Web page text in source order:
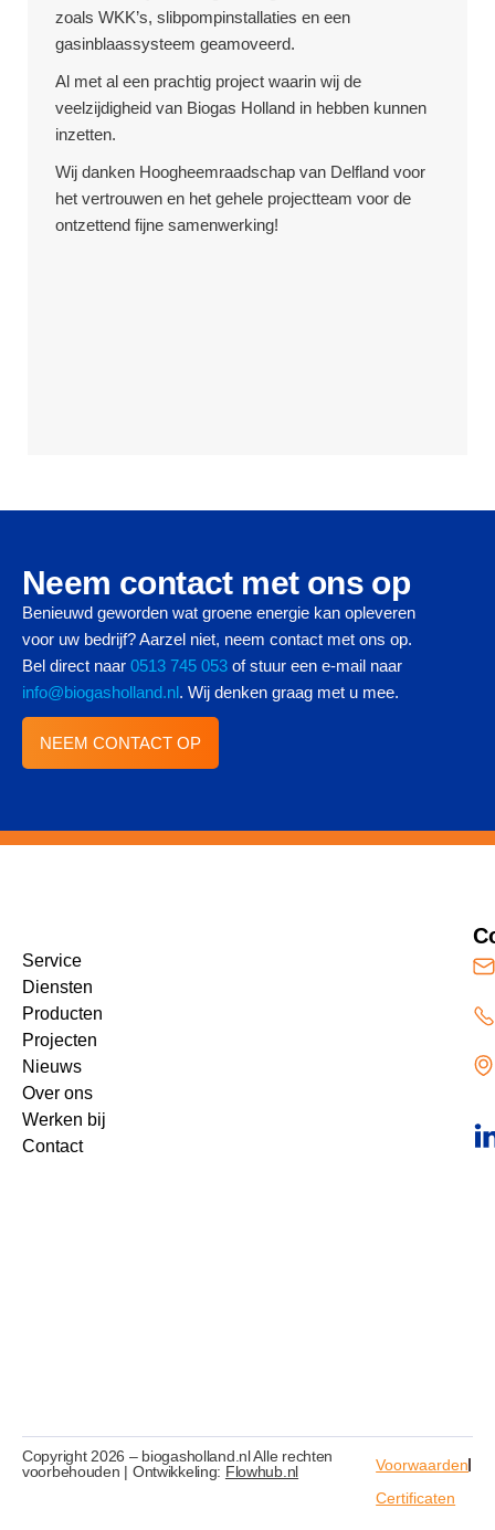
zoals WKK’s, slibpompinstallaties en een
gasinblaassysteem geamoveerd.
Al met al een prachtig project waarin wij de
veelzijdigheid van Biogas Holland in hebben kunnen
inzetten.
Wij danken Hoogheemraadschap van Delfland voor
het vertrouwen en het gehele projectteam voor de
ontzettend fijne samenwerking!
Neem contact met ons op
Benieuwd geworden wat groene energie kan opleveren
voor uw bedrijf? Aarzel niet, neem contact met ons op.
Bel direct naar 0513 745 053 of stuur een e-mail naar
info@biogasholland.nl. Wij denken graag met u mee.
NEEM CONTACT OP
Service
Diensten
Producten
Projecten
Nieuws
Over ons
Werken bij
Contact
Copyright 2026 – biogasholland.nl Alle rechten
voorbehouden | Ontwikkeling: Flowhub.nl
Voorwaarden
Certificaten